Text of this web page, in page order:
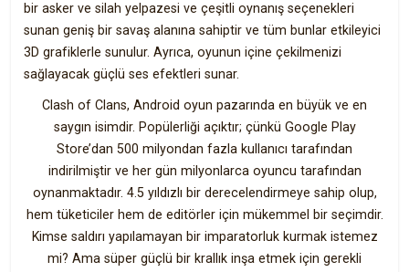
bir asker ve silah yelpazesi ve çeşitli oynanış seçenekleri
sunan geniş bir savaş alanına sahiptir ve tüm bunlar etkileyici
3D grafiklerle sunulur. Ayrıca, oyunun içine çekilmenizi
sağlayacak güçlü ses efektleri sunar.
Clash of Clans, Android oyun pazarında en büyük ve en
saygın isimdir. Popülerliği açıktır; çünkü Google Play
Store’dan 500 milyondan fazla kullanıcı tarafından
indirilmiştir ve her gün milyonlarca oyuncu tarafından
oynanmaktadır. 4.5 yıldızlı bir derecelendirmeye sahip olup,
hem tüketiciler hem de editörler için mükemmel bir seçimdir.
Kimse saldırı yapılamayan bir imparatorluk kurmak istemez
mi? Ama süper güçlü bir krallık inşa etmek için gerekli